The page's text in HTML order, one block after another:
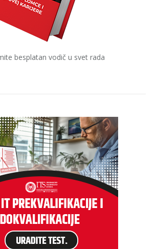
besplatan vodič u svet rada